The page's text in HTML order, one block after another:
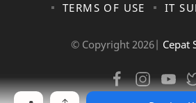
TERMS OF USE
IT
© Copyright 2026| Cepat